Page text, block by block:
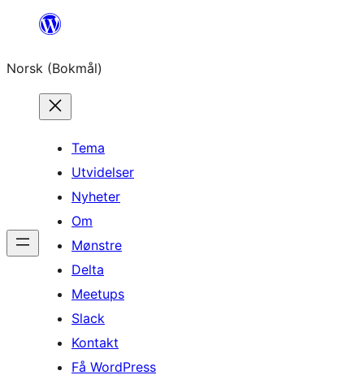
Hopp
innhold
Norsk (Bokmål)
Tema
Utvidelser
Nyheter
Om
Mønstre
Delta
Meetups
Slack
Kontakt
Få WordPress